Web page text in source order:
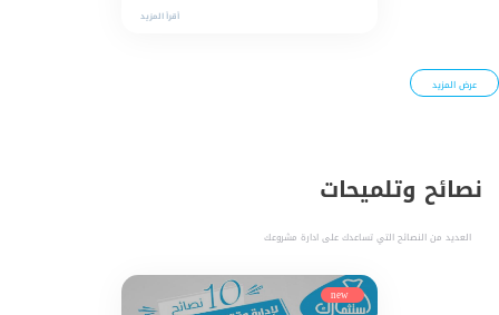
أقرأ المزيد
عرض المزيد
نصائح وتلميحات
العديد من النصائح التي تساعدك على ادارة مشروعك
new